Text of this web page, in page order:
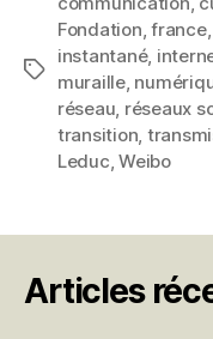
Étiquettes
Fondation,france,
instantané,
muraille,
réseau, réseaux
transition,
Leduc,Weibo
Articles